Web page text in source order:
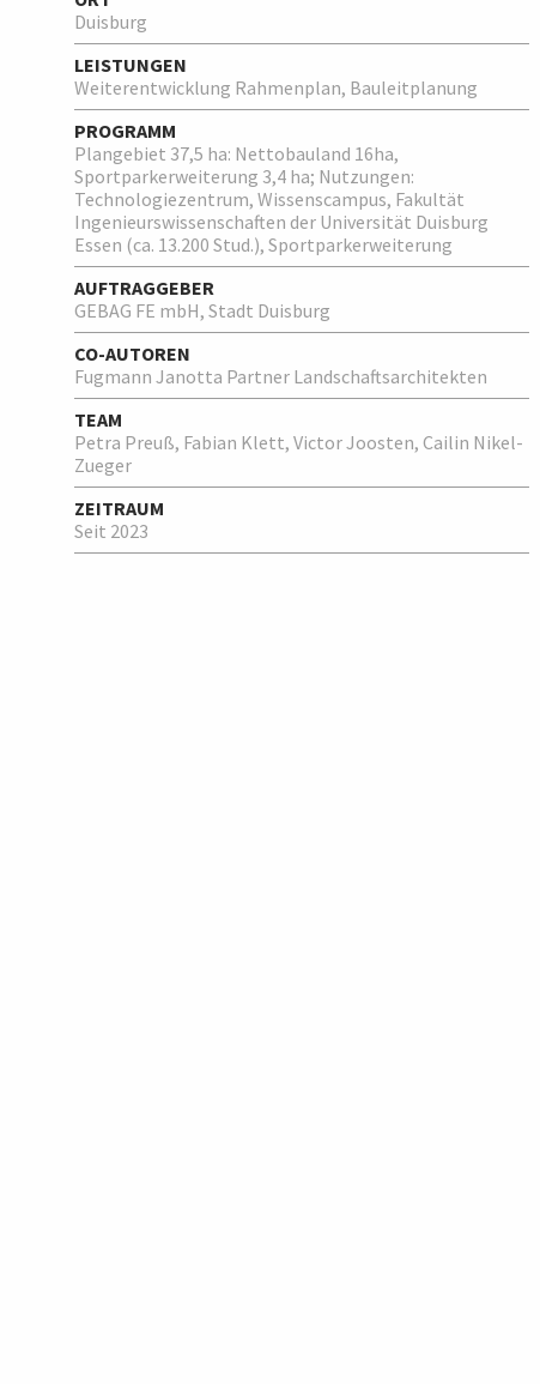
Duisburg
LEISTUNGEN
Weiterentwicklung Rahmenplan, Bauleitplanung
PROGRAMM
Plangebiet 37,5 ha: Nettobauland 16ha,
Sportparkerweiterung 3,4 ha; Nutzungen:
Technologiezentrum, Wissenscampus, Fakultät
Ingenieurswissenschaften der Universität Duisburg
Essen (ca. 13.200 Stud.), Sportparkerweiterung
AUFTRAGGEBER
GEBAG FE mbH, Stadt Duisburg
CO-AUTOREN
Fugmann Janotta Partner Landschaftsarchitekten
TEAM
Petra Preuß, Fabian Klett, Victor Joosten, Cailin Nikel-
Zueger
ZEITRAUM
Seit 2023